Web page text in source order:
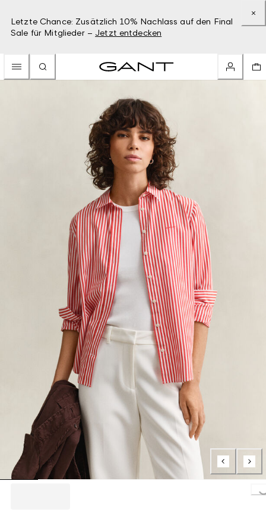
Letzte Chance: Zusätzlich 10% Nachlass auf den Final
Sale für Mitglieder – Jetzt entdecken